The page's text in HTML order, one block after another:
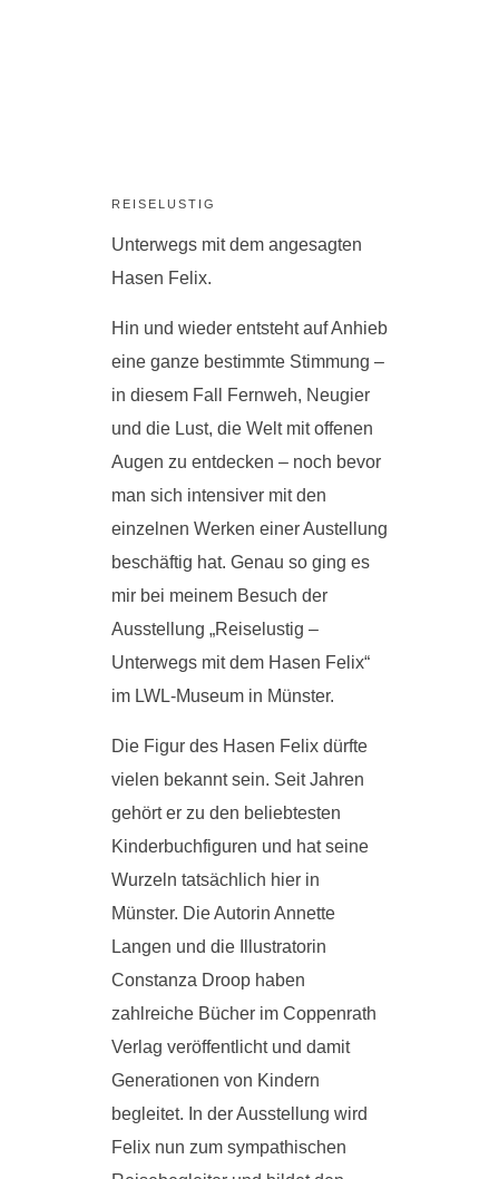
REISELUSTIG
Unterwegs mit dem angesagten
Hasen Felix.
Hin und wieder entsteht auf Anhieb
eine ganze bestimmte Stimmung –
in diesem Fall Fernweh, Neugier
und die Lust, die Welt mit offenen
Augen zu entdecken – noch bevor
man sich intensiver mit den
einzelnen Werken einer Austellung
beschäftig hat. Genau so ging es
mir bei meinem Besuch der
Ausstellung „Reiselustig –
Unterwegs mit dem Hasen Felix“
im LWL-Museum in Münster.
Die Figur des Hasen Felix dürfte
vielen bekannt sein. Seit Jahren
gehört er zu den beliebtesten
Kinderbuchfiguren und hat seine
Wurzeln tatsächlich hier in
Münster. Die Autorin Annette
Langen und die Illustratorin
Constanza Droop haben
zahlreiche Bücher im Coppenrath
Verlag veröffentlicht und damit
Generationen von Kindern
begleitet. In der Ausstellung wird
Felix nun zum sympathischen